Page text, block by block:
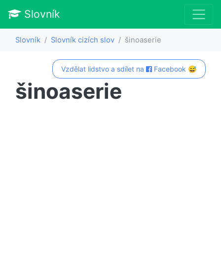
Slovník
Slovník Slovník cizích slov šinoaserie
Vzdělat lidstvo a sdílet na Facebook 😅
šinoaserie